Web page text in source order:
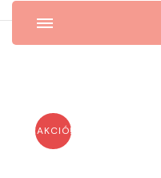
AKCIÓ!